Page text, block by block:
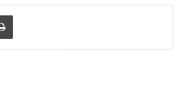
Tisknout